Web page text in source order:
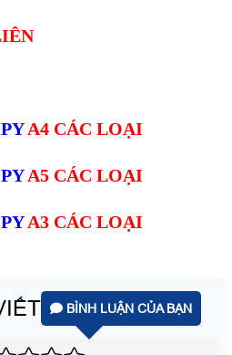
A4 CÁC LOẠI
A5 CÁC LOẠI
A3 CÁC LOẠI
BÌNH LUẬN CỦA BẠN